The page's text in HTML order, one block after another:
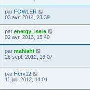
par FOWLER
03 avr. 2014, 23:39
par energy_isere
02 avr. 2013, 15:40
par mahiahi
26 sept. 2012, 16:07
par Herv12
11 juil. 2012, 14:01